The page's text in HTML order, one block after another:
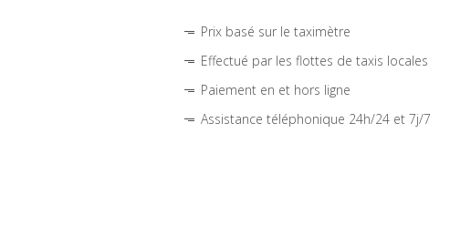
Prix basé sur le taximètre
Effectué par les flottes de taxis locales
Paiement en et hors ligne
Assistance téléphonique 24h/24 et 7j/7